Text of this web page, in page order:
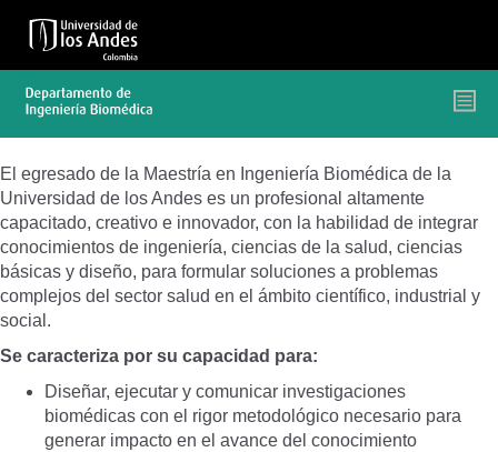
contenido
El egresado de la Maestría en Ingeniería Biomédica de la
Universidad de los Andes es un profesional altamente
capacitado, creativo e innovador, con la habilidad de integrar
conocimientos de ingeniería, ciencias de la salud, ciencias
básicas y diseño, para formular soluciones a problemas
complejos del sector salud en el ámbito científico, industrial y
social.
Se caracteriza por su capacidad para:
Diseñar, ejecutar y comunicar investigaciones
biomédicas con el rigor metodológico necesario para
generar impacto en el avance del conocimiento